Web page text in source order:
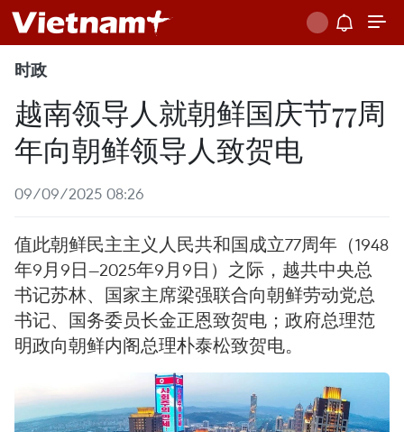
时政
越南领导人就朝鲜国庆节77周
年向朝鲜领导人致贺电
09/09/2025 08:26
值此朝鲜民主主义人民共和国成立77周年（1948
年9月9日—2025年9月9日）之际，越共中央总
书记苏林、国家主席梁强联合向朝鲜劳动党总
书记、国务委员长金正恩致贺电；政府总理范
明政向朝鲜内阁总理朴泰松致贺电。